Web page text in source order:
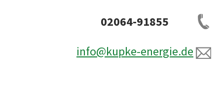
02064-91855
info@kupke-energie.de